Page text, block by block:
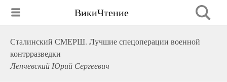
ВикиЧтение
Сталинский СМЕРШ. Лучшие спецоперации военной
контрразведки
Ленчевский Юрий Сергеевич